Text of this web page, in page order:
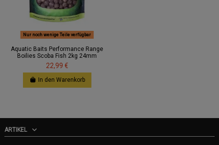
Nur noch wenige Teile verfügbar
Aquatic Baits Performance Range
Boilies Scoba Fish 2kg 24mm
22,99 €
In den Warenkorb
ARTIKEL